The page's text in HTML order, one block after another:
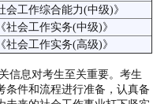
会工作综合能力(中级)》
《社会工作实务(中级)》
《社会工作实务(高级)》
信息对考生至关重要。考生
条件和流程进行准备，认真备